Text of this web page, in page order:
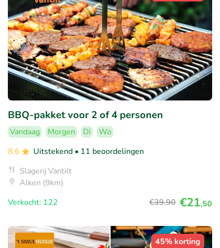
BBQ-pakket voor 2 of 4 personen
Vandaag Morgen Di
Wo
8.6
Uitstekend • 11 beoordelingen
Slagerij Vantilt
Alken (9km)
Verkocht: 122
€39,90 €21,50
45% korting